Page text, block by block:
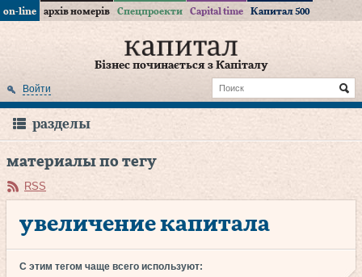
on-line архів номерів Спецпроекти Capital time Капитал 500
Бізнес починається з Капіталу
Войти
разделы
материалы по тегу
RSS
увеличение капитала
С этим тегом чаще всего используют: